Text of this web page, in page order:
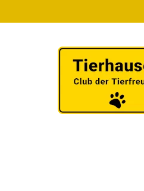
Inhalt